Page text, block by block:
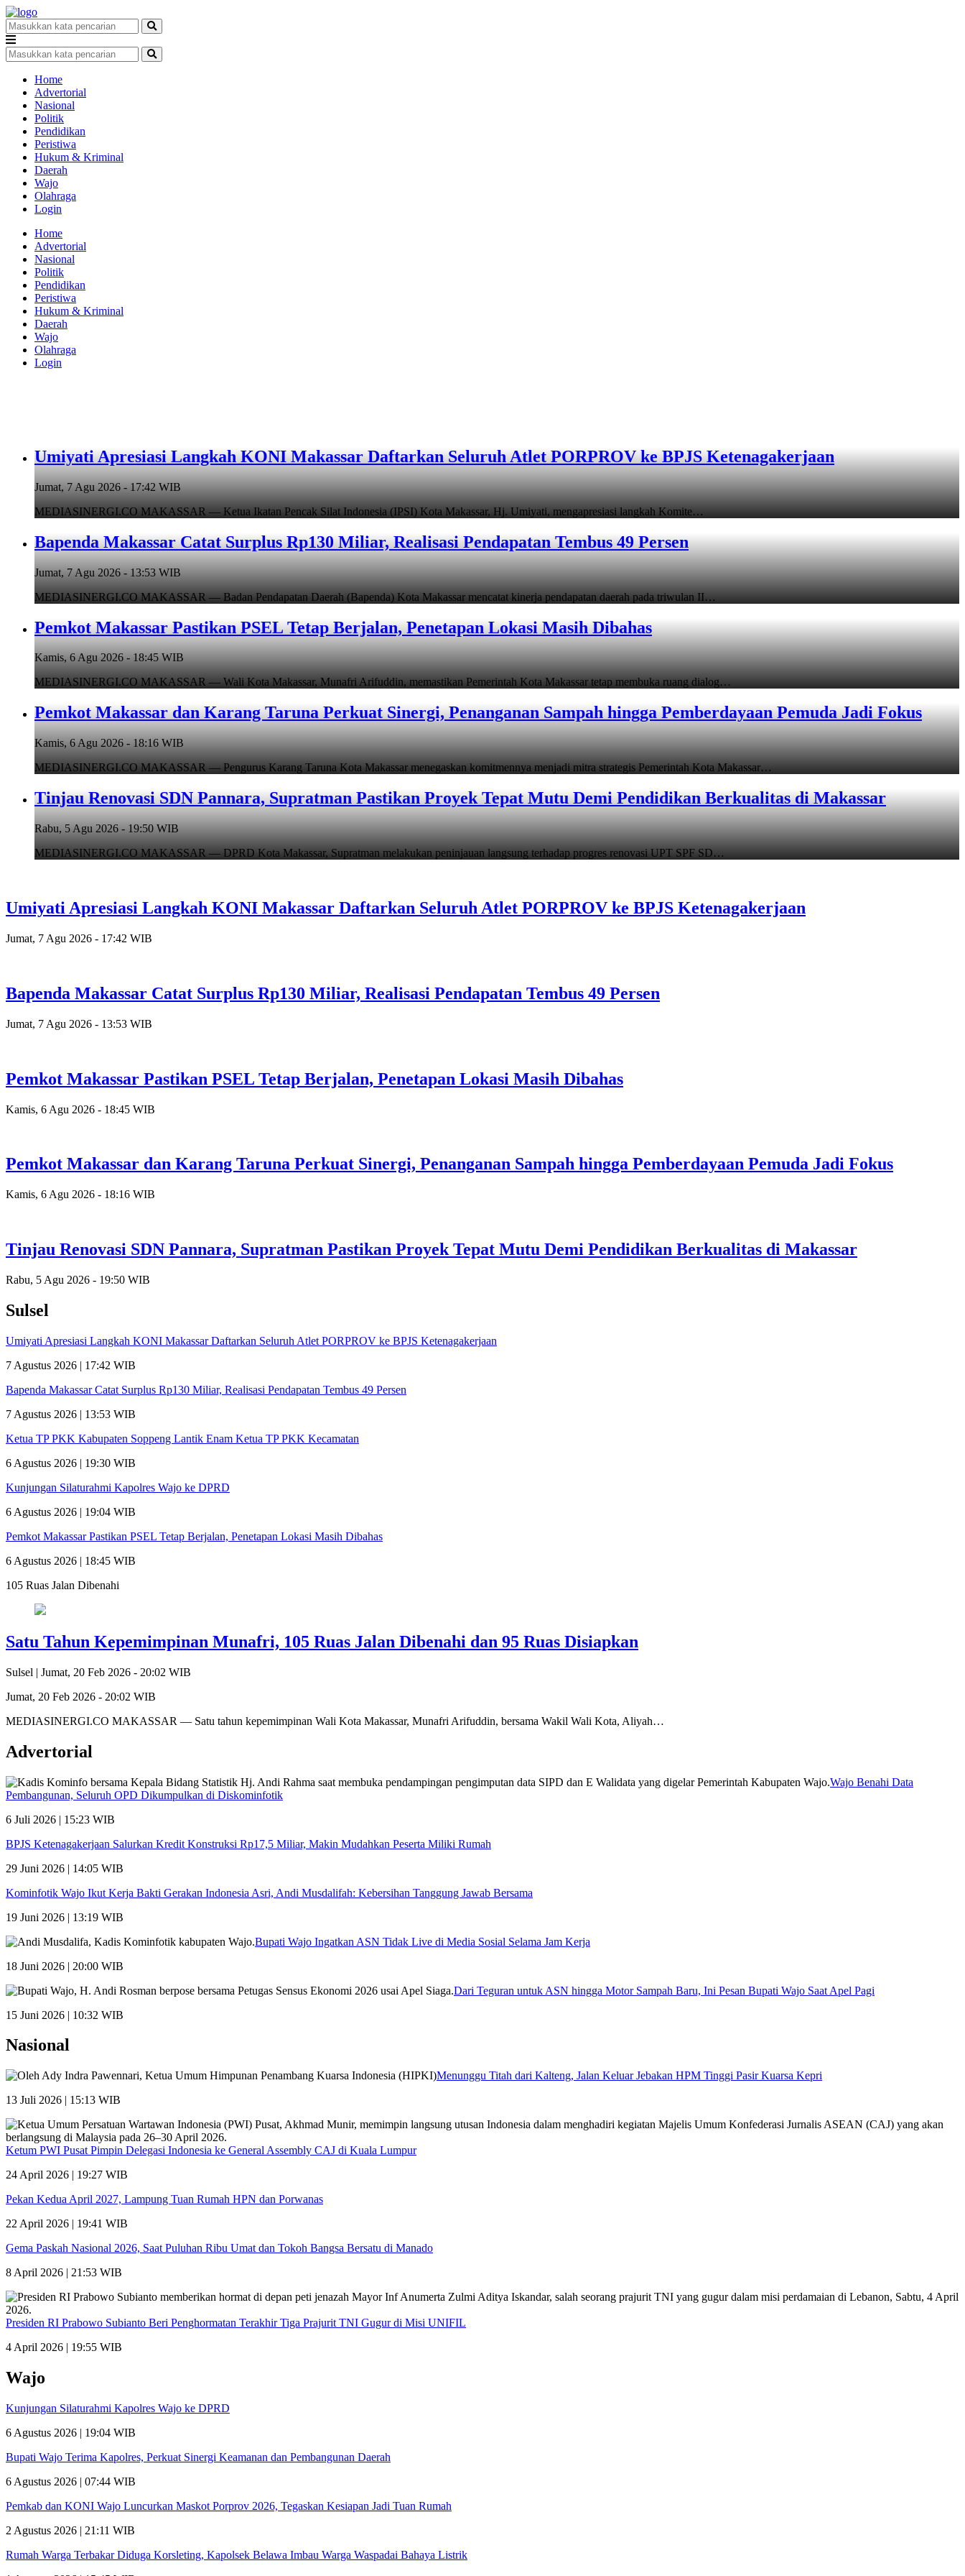
Home
Advertorial
Nasional
Politik
Pendidikan
Peristiwa
Hukum & Kriminal
Daerah
Wajo
Olahraga
Login
Home
Advertorial
Nasional
Politik
Pendidikan
Peristiwa
Hukum & Kriminal
Daerah
Wajo
Olahraga
Login
Umiyati Apresiasi Langkah KONI Makassar Daftarkan Seluruh Atlet PORPROV ke BPJS Ketenagakerjaan
Jumat, 7 Agu 2026 - 17:42 WIB
MEDIASINERGI.CO MAKASSAR — Ketua Ikatan Pencak Silat Indonesia (IPSI) Kota Makassar, Hj. Umiyati, mengapresiasi langkah Komite…
Bapenda Makassar Catat Surplus Rp130 Miliar, Realisasi Pendapatan Tembus 49 Persen
Jumat, 7 Agu 2026 - 13:53 WIB
MEDIASINERGI.CO MAKASSAR — Badan Pendapatan Daerah (Bapenda) Kota Makassar mencatat kinerja pendapatan daerah pada triwulan II…
Pemkot Makassar Pastikan PSEL Tetap Berjalan, Penetapan Lokasi Masih Dibahas
Kamis, 6 Agu 2026 - 18:45 WIB
MEDIASINERGI.CO MAKASSAR — Wali Kota Makassar, Munafri Arifuddin, memastikan Pemerintah Kota Makassar tetap membuka ruang dialog…
Pemkot Makassar dan Karang Taruna Perkuat Sinergi, Penanganan Sampah hingga Pemberdayaan Pemuda Jadi Fokus
Kamis, 6 Agu 2026 - 18:16 WIB
MEDIASINERGI.CO MAKASSAR — Pengurus Karang Taruna Kota Makassar menegaskan komitmennya menjadi mitra strategis Pemerintah Kota Makassar…
Tinjau Renovasi SDN Pannara, Supratman Pastikan Proyek Tepat Mutu Demi Pendidikan Berkualitas di Makassar
Rabu, 5 Agu 2026 - 19:50 WIB
MEDIASINERGI.CO MAKASSAR — DPRD Kota Makassar, Supratman melakukan peninjauan langsung terhadap progres renovasi UPT SPF SD…
Umiyati Apresiasi Langkah KONI Makassar Daftarkan Seluruh Atlet PORPROV ke BPJS Ketenagakerjaan
Jumat, 7 Agu 2026 - 17:42 WIB
Bapenda Makassar Catat Surplus Rp130 Miliar, Realisasi Pendapatan Tembus 49 Persen
Jumat, 7 Agu 2026 - 13:53 WIB
Pemkot Makassar Pastikan PSEL Tetap Berjalan, Penetapan Lokasi Masih Dibahas
Kamis, 6 Agu 2026 - 18:45 WIB
Pemkot Makassar dan Karang Taruna Perkuat Sinergi, Penanganan Sampah hingga Pemberdayaan Pemuda Jadi Fokus
Kamis, 6 Agu 2026 - 18:16 WIB
Tinjau Renovasi SDN Pannara, Supratman Pastikan Proyek Tepat Mutu Demi Pendidikan Berkualitas di Makassar
Rabu, 5 Agu 2026 - 19:50 WIB
Sulsel
Umiyati Apresiasi Langkah KONI Makassar Daftarkan Seluruh Atlet PORPROV ke BPJS Ketenagakerjaan
7 Agustus 2026 | 17:42 WIB
Bapenda Makassar Catat Surplus Rp130 Miliar, Realisasi Pendapatan Tembus 49 Persen
7 Agustus 2026 | 13:53 WIB
Ketua TP PKK Kabupaten Soppeng Lantik Enam Ketua TP PKK Kecamatan
6 Agustus 2026 | 19:30 WIB
Kunjungan Silaturahmi Kapolres Wajo ke DPRD
6 Agustus 2026 | 19:04 WIB
Pemkot Makassar Pastikan PSEL Tetap Berjalan, Penetapan Lokasi Masih Dibahas
6 Agustus 2026 | 18:45 WIB
105 Ruas Jalan Dibenahi
Satu Tahun Kepemimpinan Munafri, 105 Ruas Jalan Dibenahi dan 95 Ruas Disiapkan
Sulsel | Jumat, 20 Feb 2026 - 20:02 WIB
Jumat, 20 Feb 2026 - 20:02 WIB
MEDIASINERGI.CO MAKASSAR — Satu tahun kepemimpinan Wali Kota Makassar, Munafri Arifuddin, bersama Wakil Wali Kota, Aliyah…
Advertorial
Wajo Benahi Data
Pembangunan, Seluruh OPD Dikumpulkan di Diskominfotik
6 Juli 2026 | 15:23 WIB
BPJS Ketenagakerjaan Salurkan Kredit Konstruksi Rp17,5 Miliar, Makin Mudahkan Peserta Miliki Rumah
29 Juni 2026 | 14:05 WIB
Kominfotik Wajo Ikut Kerja Bakti Gerakan Indonesia Asri, Andi Musdalifah: Kebersihan Tanggung Jawab Bersama
19 Juni 2026 | 13:19 WIB
Bupati Wajo Ingatkan ASN Tidak Live di Media Sosial Selama Jam Kerja
18 Juni 2026 | 20:00 WIB
Dari Teguran untuk ASN hingga Motor Sampah Baru, Ini Pesan Bupati Wajo Saat Apel Pagi
15 Juni 2026 | 10:32 WIB
Nasional
Menunggu Titah dari Kalteng, Jalan Keluar Jebakan HPM Tinggi Pasir Kuarsa Kepri
13 Juli 2026 | 15:13 WIB
Ketum PWI Pusat Pimpin Delegasi Indonesia ke General Assembly CAJ di Kuala Lumpur
24 April 2026 | 19:27 WIB
Pekan Kedua April 2027, Lampung Tuan Rumah HPN dan Porwanas
22 April 2026 | 19:41 WIB
Gema Paskah Nasional 2026, Saat Puluhan Ribu Umat dan Tokoh Bangsa Bersatu di Manado
8 April 2026 | 21:53 WIB
Presiden RI Prabowo Subianto Beri Penghormatan Terakhir Tiga Prajurit TNI Gugur di Misi UNIFIL
4 April 2026 | 19:55 WIB
Wajo
Kunjungan Silaturahmi Kapolres Wajo ke DPRD
6 Agustus 2026 | 19:04 WIB
Bupati Wajo Terima Kapolres, Perkuat Sinergi Keamanan dan Pembangunan Daerah
6 Agustus 2026 | 07:44 WIB
Pemkab dan KONI Wajo Luncurkan Maskot Porprov 2026, Tegaskan Kesiapan Jadi Tuan Rumah
2 Agustus 2026 | 21:11 WIB
Rumah Warga Terbakar Diduga Korsleting, Kapolsek Belawa Imbau Warga Waspadai Bahaya Listrik